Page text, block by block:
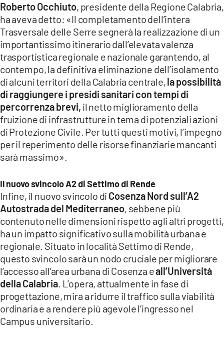
Roberto Occhiuto, presidente della Regione Calabria,
ha aveva detto: «Il completamento dell’intera
Trasversale delle Serre segnerà la realizzazione di un
importantissimo itinerario dall’elevata valenza
trasportistica regionale e nazionale garantendo, al
contempo, la definitiva eliminazione dell’isolamento
di alcuni territori della Calabria centrale,la possibilità
di raggiungere i presidi sanitari con tempi di
percorrenza brevi, il netto miglioramento della
fruizione di infrastrutture in tema di potenziali azioni
di Protezione Civile. Per tutti questi motivi, l’impegno
per il reperimento delle risorse finanziarie mancanti
sarà massimo».
Il nuovo svincolo A2 di Settimo di Rende
Infine, il nuovo svincolo di Cosenza Nord sull’A2
Autostrada del Mediterraneo, sebbene più
contenuto nelle dimensioni rispetto agli altri progetti,
ha un impatto significativo sulla mobilità urbana e
regionale. Situato in località Settimo di Rende,
questo svincolo sarà un nodo cruciale per migliorare
l’accesso all’area urbana di Cosenza eall’Università
della Calabria. L’opera, attualmente in fase di
progettazione, mira a ridurre il traffico sulla viabilità
ordinaria e a rendere più agevole l’ingresso nel
Campus universitario.